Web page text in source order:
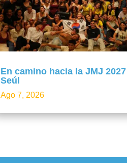
En camino hacia la JMJ
Seúl
Ago 7, 2026